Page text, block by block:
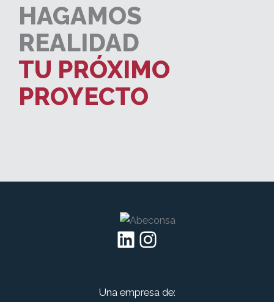
HAGAMOS
REALIDAD
TU PRÓXIMO
PROYECTO
LinkedIn Instagram
Una empresa de: